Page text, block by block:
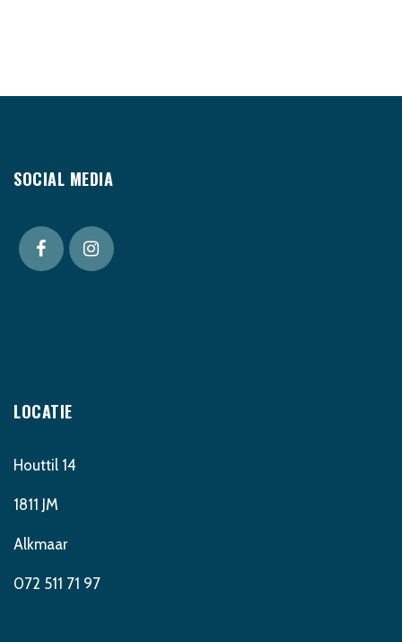
SOCIAL MEDIA
LOCATIE
Houttil 14
1811 JM
Alkmaar
072 511 71 97